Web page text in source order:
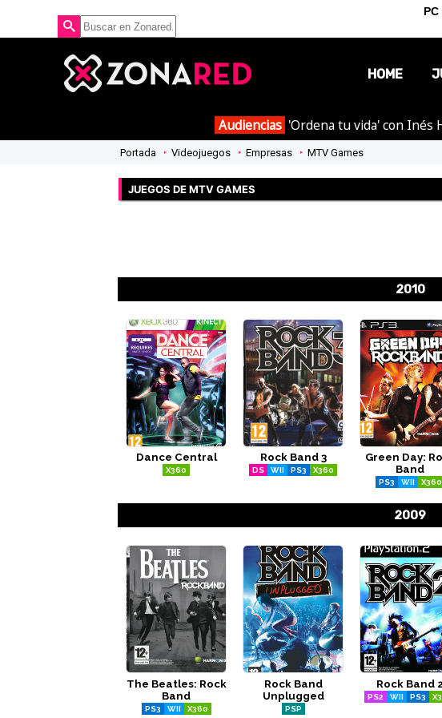
HOME
Audiencias 'Ordena tu vida' con Inés
Portada Videojuegos Empresas MTV Games
JUEGOS DE MTV GAMES
2010
Dance Central
X360
Rock Band 3
DS WII PS3 X360
Green Day:
Band
PS3 WII X360
2009
The Beatles: Rock
Band
PS3 WII X360
Rock Band
Unplugged
PSP
Rock Band 2
PS2 WII PS3
PC